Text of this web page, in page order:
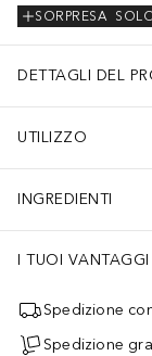
SORPRESA
DETTAGLI DEL
UTILIZZO
INGREDIENTI
I TUOI VANTAGGI
Spedizione
Spedizione